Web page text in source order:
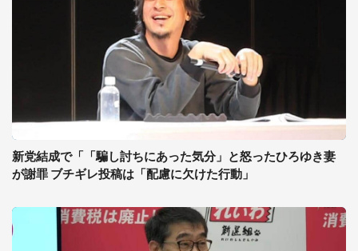
新党結成で「「騙し討ちにあった気分」と怒ったひろゆき妻
が謝罪 ブチギレ投稿は「配慮に欠けた行動」